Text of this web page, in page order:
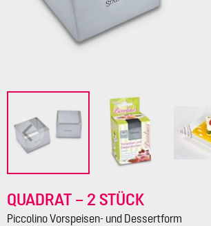
QUADRAT – 2 STÜCK
Piccolino Vorspeisen- und Dessertform